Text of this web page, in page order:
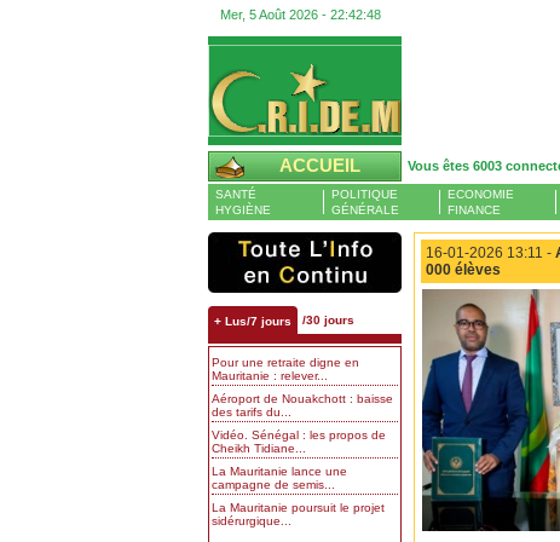
Mer, 5 Août 2026 - 22:42:48
ACCUEIL Vous êtes 6003
SANTÉ
HYGIÈNE
POLITIQUE
GÉNÉRALE
ECONOMIE
FINANCE
+ Lus/7 jours /30 jours
Pour une retraite digne en
Mauritanie : relever...
Aéroport de Nouakchott : baisse
des tarifs du...
Vidéo. Sénégal : les propos de
Cheikh Tidiane...
La Mauritanie lance une
campagne de semis...
La Mauritanie poursuit le projet
sidérurgique...
16-01-2026 13:11 -
000 élèves